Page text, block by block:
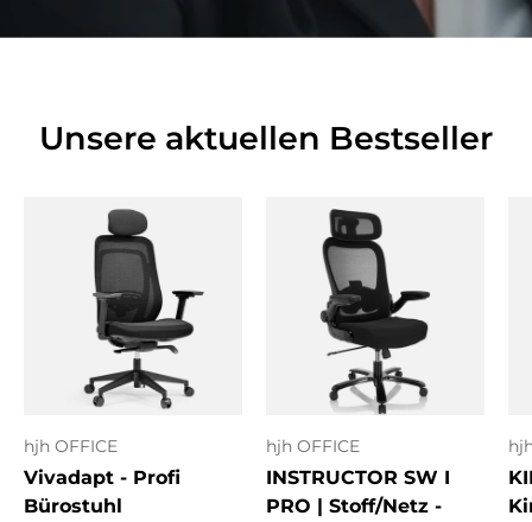
Unsere aktuellen Bestseller
hjh OFFICE
Vivadapt - Profi
Bürostuhl
hjh OFFICE
INSTRUCTOR SW I
PRO | Stoff/Netz -